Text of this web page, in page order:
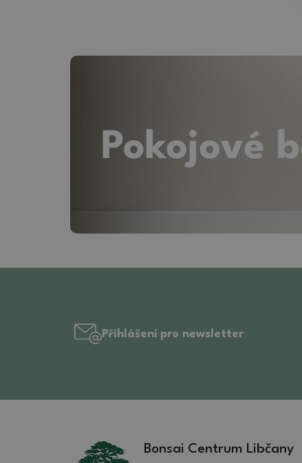
Přihlášení pro newsletter
Bonsai Centrum Libčany